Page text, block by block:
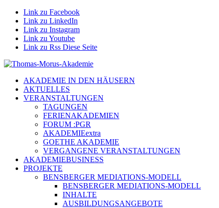
Link zu Facebook
Link zu LinkedIn
Link zu Instagram
Link zu Youtube
Link zu Rss Diese Seite
AKADEMIE IN DEN HÄUSERN
AKTUELLES
VERANSTALTUNGEN
TAGUNGEN
FERIENAKADEMIEN
FORUM :PGR
AKADEMIEextra
GOETHE AKADEMIE
VERGANGENE VERANSTALTUNGEN
AKADEMIEBUSINESS
PROJEKTE
BENSBERGER MEDIATIONS-MODELL
BENSBERGER MEDIATIONS-MODELL
INHALTE
AUSBILDUNGSANGEBOTE